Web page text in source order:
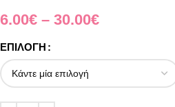
6.00€ – 30.00€
ΕΠΙΛΟΓΉ